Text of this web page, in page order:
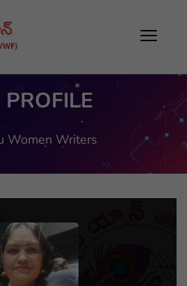
Women Writers